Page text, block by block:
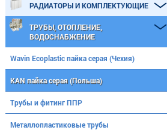
РАДИАТОРЫ И КОМПЛЕКТУЮЩИЕ
ТРУБЫ, ОТОПЛЕНИЕ,
ВОДОСНАБЖЕНИЕ
Wavin Ecoplastic пайка серая (Чехия)
KAN пайка серая (Польша)
Трубы и фитинг ППР
Металлопластиковые трубы